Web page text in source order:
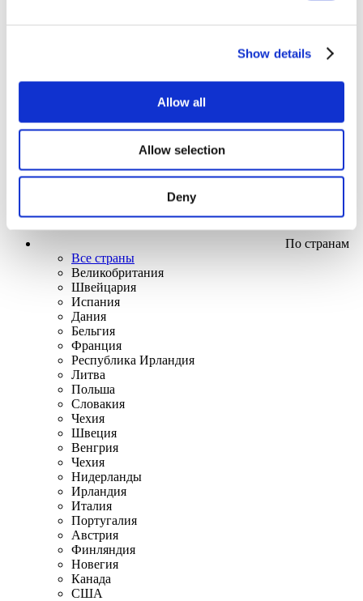
Show details
Allow all
Allow selection
Deny
По странам
Все страны
Великобритания
Швейцария
Испания
Дания
Бельгия
Франция
Республика Ирландия
Литва
Польша
Словакия
Чехия
Швеция
Венгрия
Чехия
Нидерланды
Ирландия
Италия
Португалия
Австрия
Финляндия
Новегия
Канада
США